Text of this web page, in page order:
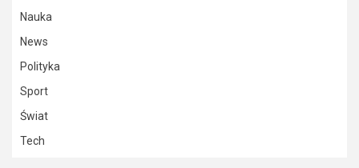
Nauka
News
Polityka
Sport
Świat
Tech